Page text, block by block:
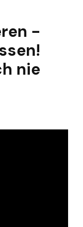
-
nie